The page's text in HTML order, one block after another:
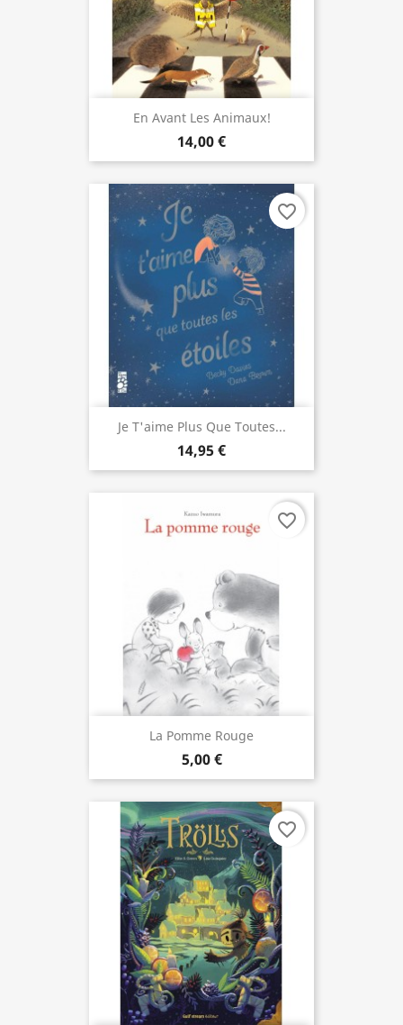
En Avant Les Animaux!
14,00 €
Je T'aime Plus Que Toutes...
14,95 €
favorite_border
La Pomme Rouge
5,00 €
favorite_border
favorite_border